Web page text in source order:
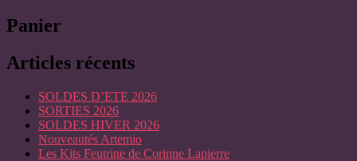
Panier
Articles récents
SOLDES D’ETE 2026
SORTIES 2026
SOLDES HIVER 2026
Nouveautés Artemio
Les Kits Feutrine de Corinne Lapierre